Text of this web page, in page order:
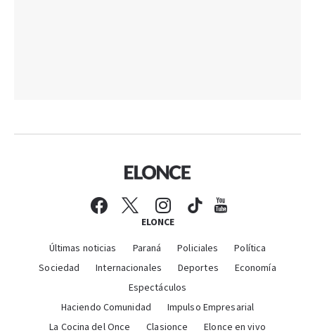
ELONCE
Últimas noticias Paraná Policiales
Política
Sociedad
Internacionales Deportes
Economía
Espectáculos
Haciendo Comunidad
Impulso Empresarial
La Cocina del Once
Clasionce Elonce en vivo